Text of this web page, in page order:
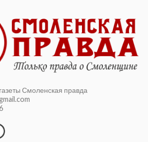
Смоленская правда